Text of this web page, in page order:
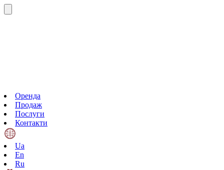
Оренда
Продаж
Послуги
Контакти
Ua
En
Ru